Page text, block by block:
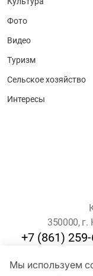
Мы используем
Фото
Видео
Туризм
Сельское хозяйство
Интересы
350000,
+7 (861)
Для